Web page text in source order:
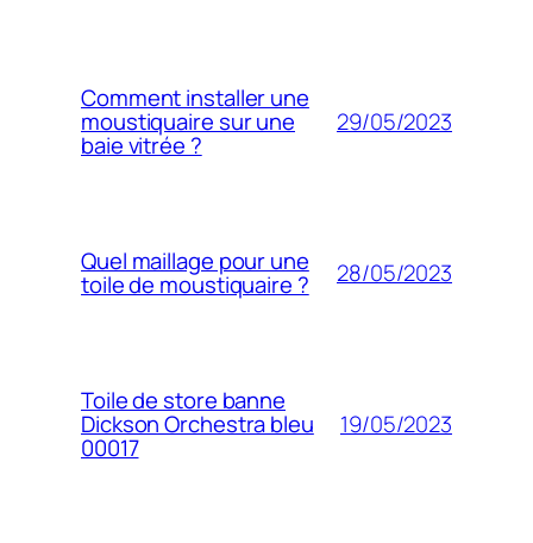
Comment installer une
moustiquaire sur une
baie vitrée ?
29/05/2023
Quel maillage pour une
toile de moustiquaire ? 28/05/2023
Toile de store banne
Dickson Orchestra bleu
00017
19/05/2023